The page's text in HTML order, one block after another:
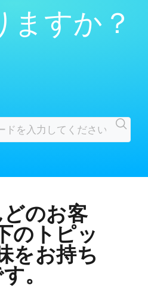
ますか？
のお客
のトピッ
をお持ち
。